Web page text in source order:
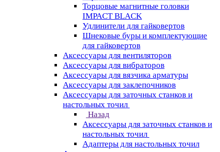
Торцовые магнитные головки
IMPACT BLACK
Удлинители для гайковертов
Шнековые буры и комплектующие
для гайковертов
Аксессуары для вентиляторов
Аксессуары для вибраторов
Аксессуары для вязчика арматуры
Аксессуары для заклепочников
Аксессуары для заточных станков и
настольных точил
Назад
Аксессуары для заточных станков и
настольных точил
Адаптеры для настольных точил